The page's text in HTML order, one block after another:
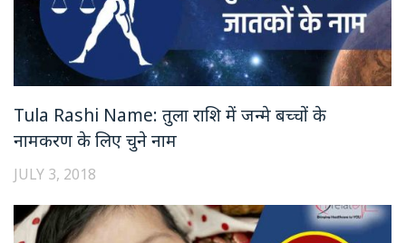
Tula Rashi Name: तुला राशि में जन्मे बच्चों के
नामकरण के लिए चुने नाम
JULY 3, 2018